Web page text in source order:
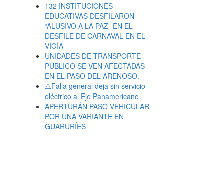
132 INSTITUCIONES
EDUCATIVAS DESFILARON
“ALUSIVO A LA PAZ” EN EL
DESFILE DE CARNAVAL EN EL
VIGÍA
UNIDADES DE TRANSPORTE
PÚBLICO SE VEN AFECTADAS
EN EL PASO DEL ARENOSO.
⚠️Falla general deja sin servicio
eléctrico al Eje Panamericano
APERTURÁN PASO VEHICULAR
POR UNA VARIANTE EN
GUARURÍES